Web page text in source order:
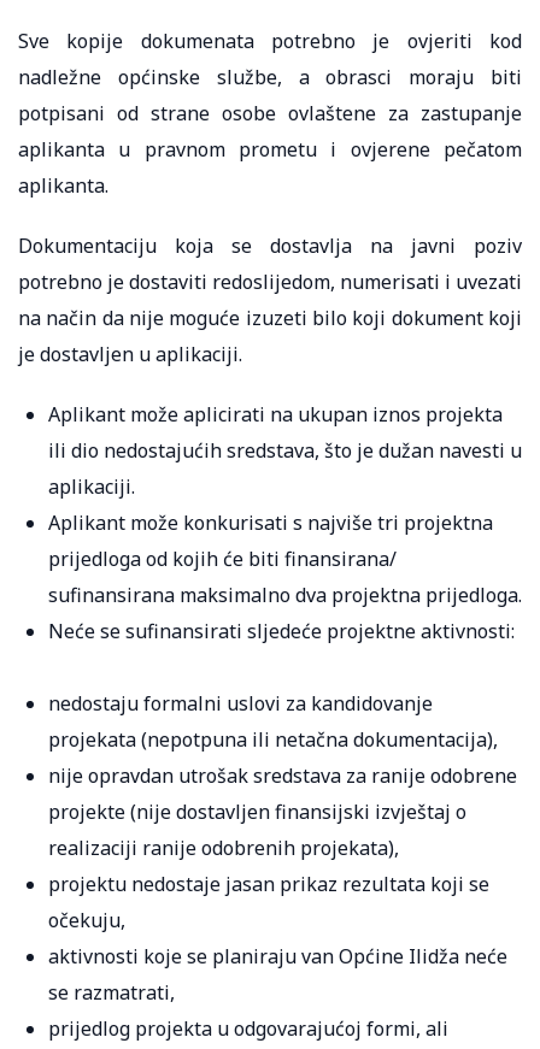
Sve kopije dokumenata potrebno je ovjeriti kod
nadležne općinske službe, a obrasci moraju biti
potpisani od strane osobe ovlaštene za zastupanje
aplikanta u pravnom prometu i ovjerene pečatom
aplikanta.
Dokumentaciju koja se dostavlja na javni poziv
potrebno je dostaviti redoslijedom, numerisati i uvezati
na način da nije moguće izuzeti bilo koji dokument koji
je dostavljen u aplikaciji.
Aplikant može aplicirati na ukupan iznos projekta
ili dio nedostajućih sredstava, što je dužan navesti u
aplikaciji.
Aplikant može konkurisati s najviše tri projektna
prijedloga od kojih će biti finansirana/
sufinansirana maksimalno dva projektna prijedloga.
Neće se sufinansirati sljedeće projektne aktivnosti:
nedostaju formalni uslovi za kandidovanje
projekata (nepotpuna ili netačna dokumentacija),
nije opravdan utrošak sredstava za ranije odobrene
projekte (nije dostavljen finansijski izvještaj o
realizaciji ranije odobrenih projekata),
projektu nedostaje jasan prikaz rezultata koji se
očekuju,
aktivnosti koje se planiraju van Općine Ilidža neće
se razmatrati,
prijedlog projekta u odgovarajućoj formi, ali